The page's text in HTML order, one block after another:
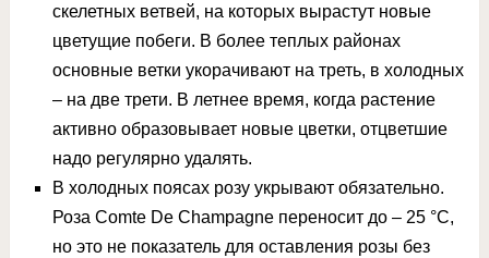
скелетных ветвей, на которых вырастут новые
цветущие побеги. В более теплых районах
основные ветки укорачивают на треть, в холодных
– на две трети. В летнее время, когда растение
активно образовывает новые цветки, отцветшие
надо регулярно удалять.
В холодных поясах розу укрывают обязательно.
Роза Comte De Champagne переносит до – 25 °С,
но это не показатель для оставления розы без